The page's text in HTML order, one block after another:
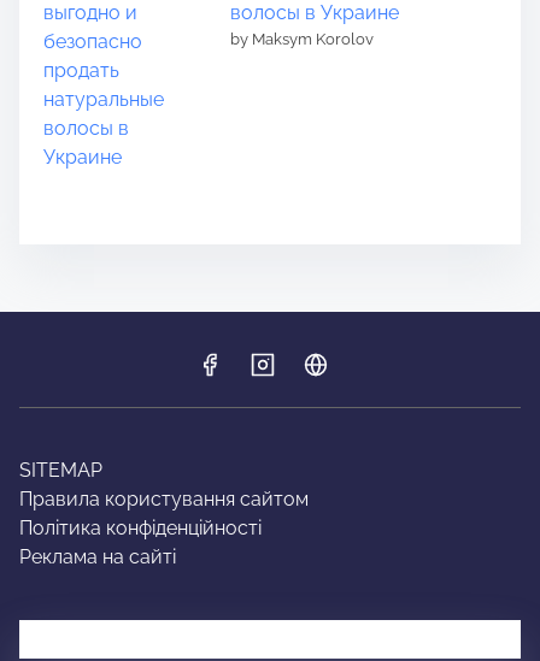
волосы в Украине
by Maksym Korolov
SITEMAP
Правила користування сайтом
Політика конфіденційності
Реклама на сайті